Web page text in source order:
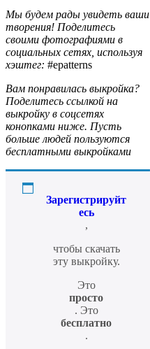
Мы будем рады увидеть ваши
творения! Поделитесь
своими фотографиями в
социальных сетях, используя
хэштег: #epatterns
Вам понравилась выкройка?
Поделитесь ссылкой на
выкройку в соцсетях
конопками ниже. Пусть
больше людей пользуются
бесплатными выкройками
Зарегистрируйт
есь
,
чтобы скачать
эту выкройку.
Это
просто
. Это
бесплатно
.